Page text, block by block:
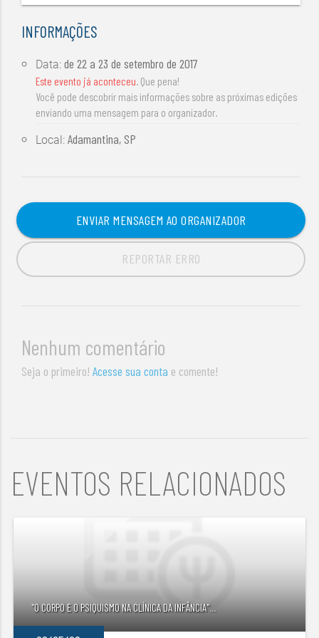
INFORMAÇÕES
Data:de 22 a 23 de setembro de 2017
Este evento já aconteceu. Que pena!
Você pode descobrir mais informações sobre as próximas edições
enviando uma mensagem para o organizador.
Local:Adamantina, SP
ENVIAR MENSAGEM AO ORGANIZADOR
REPORTAR ERRO
Nenhum comentário
Seja o primeiro!Acesse sua conta e comente!
EVENTOS RELACIONADOS
"O CORPO E O PSIQUISMO NA CLÍNICA DA INFÂNCIA"...